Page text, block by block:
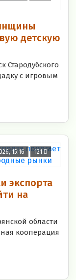
детскую
Стародубского
с игровым
15:16 121
экспорта
на
области
кооперация